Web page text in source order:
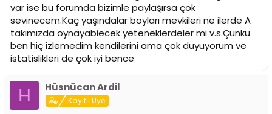
var ise bu forumda bizimle paylaşırsa çok
sevinecem.Kaç yaşındalar boyları mevkileri ne ilerde A
takımızda oynayabiecek yeteneklerdeler mi v.s.Çünkü
ben hiç izlemedim kendilerini ama çok duyuyorum ve
istatislikleri de çok iyi bence
H Hüsnücan Ardil
Kayıtlı Üye